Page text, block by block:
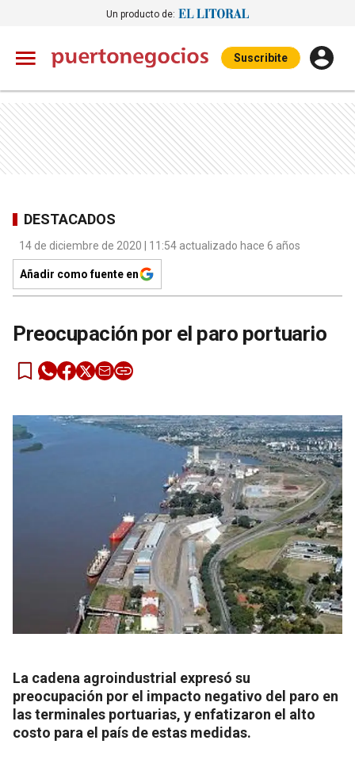
Un producto de:
Suscribite
DESTACADOS
14 de diciembre de 2020 | 11:54 actualizado hace 6 años
Añadir como fuente en
Preocupación por el paro portuario
La cadena agroindustrial expresó su
preocupación por el impacto negativo del paro en
las terminales portuarias, y enfatizaron el alto
costo para el país de estas medidas.